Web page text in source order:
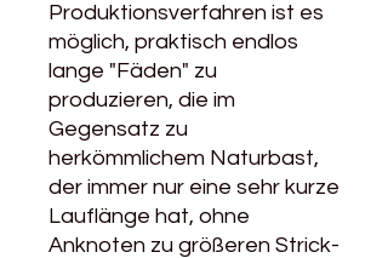
Produktionsverfahren ist es
möglich, praktisch endlos
lange "Fäden" zu
produzieren, die im
Gegensatz zu
herkömmlichem Naturbast,
der immer nur eine sehr kurze
Lauflänge hat, ohne
Anknoten zu größeren Strick-